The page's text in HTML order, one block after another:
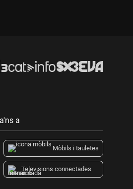
a
Mòbils i tauletes
Televisions connectades